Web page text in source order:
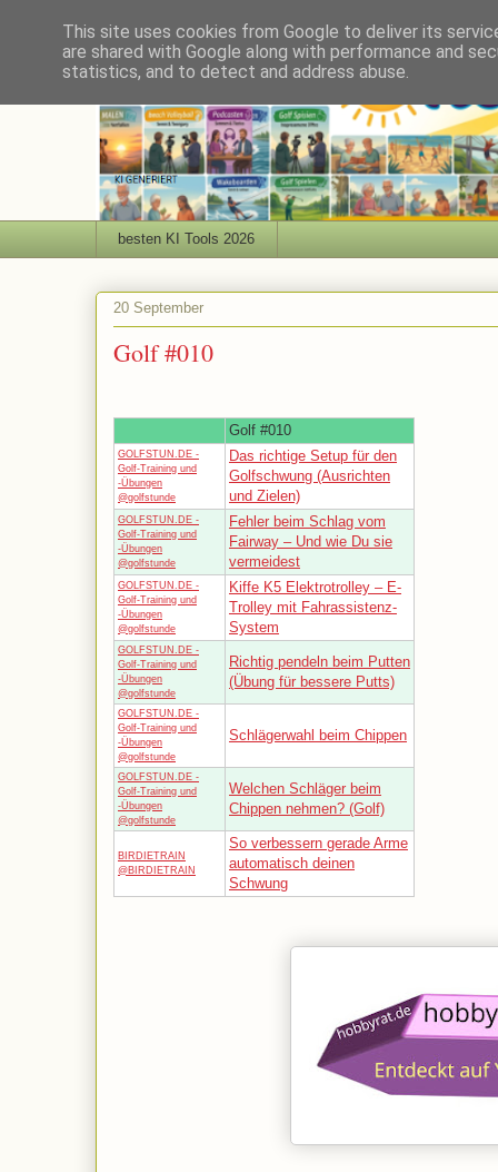
besten KI Tools 2026
20 September
Golf #010
Golf #010
GOLFSTUN.DE -
Golf-Training und
-Übungen
@golfstunde
Das richtige Setup für den
Golfschwung (Ausrichten
und Zielen)
GOLFSTUN.DE -
Golf-Training und
-Übungen
@golfstunde
Fehler beim Schlag vom
Fairway – Und wie Du sie
vermeidest
GOLFSTUN.DE -
Golf-Training und
-Übungen
@golfstunde
Kiffe K5 Elektrotrolley – E-
Trolley mit Fahrassistenz-
System
GOLFSTUN.DE -
Golf-Training und
-Übungen
@golfstunde
Richtig pendeln beim Putten
(Übung für bessere Putts)
GOLFSTUN.DE -
Golf-Training und
-Übungen
@golfstunde
Schlägerwahl beim Chippen
GOLFSTUN.DE -
Golf-Training und
-Übungen
@golfstunde
Welchen Schläger beim
Chippen nehmen? (Golf)
BIRDIETRAIN
@BIRDIETRAIN
So verbessern gerade Arme
automatisch deinen
Schwung
This site uses cookies from Google to deliver its
are shared with Google along with performance and
statistics, and to detect and address abuse.